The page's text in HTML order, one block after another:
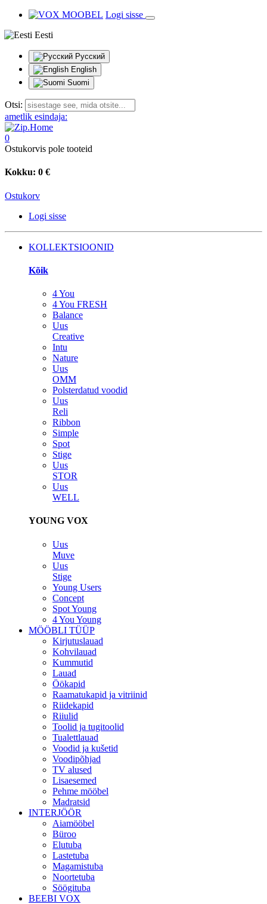
Logi sisse
Eesti
Русский
English
Suomi
Otsi:
ametlik esindaja:
0
Ostukorvis pole tooteid
Kokku: 0 €
Ostukorv
Logi sisse
KOLLEKTSIOONID
Kõik
4 You
4 You FRESH
Balance
Uus
Creative
Intu
Nature
Uus
OMM
Polsterdatud voodid
Uus
Reli
Ribbon
Simple
Spot
Stige
Uus
STOR
Uus
WELL
YOUNG VOX
Uus
Muve
Uus
Stige
Young Users
Concept
Spot Young
4 You Young
MÖÖBLI TÜÜP
Kirjutuslauad
Kohvilauad
Kummutid
Lauad
Öökapid
Raamatukapid ja vitriinid
Riidekapid
Riiulid
Toolid ja tugitoolid
Tualettlauad
Voodid ja kušetid
Voodipõhjad
TV alused
Lisaesemed
Pehme mööbel
Madratsid
INTERJÖÖR
Aiamööbel
Büroo
Elutuba
Lastetuba
Magamistuba
Noortetuba
Söögituba
BEEBI VOX